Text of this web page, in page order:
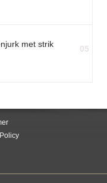
met strik
05